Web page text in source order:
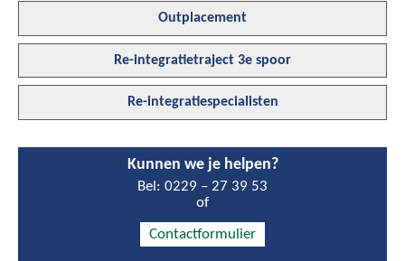
Outplacement
Re-integratietraject 3e spoor
Re-integratiespecialisten
Kunnen we je helpen?
Bel: 0229 – 27 39 53
of
Contactformulier